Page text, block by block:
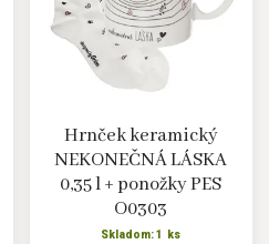
Hrnček keramický
NEKONEČNÁ LÁSKA
0,35 l + ponožky PES
O0303
Skladom: 1 ks